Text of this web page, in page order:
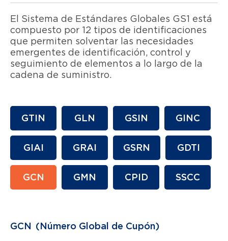
El Sistema de Estándares Globales GS1 está
compuesto por 12 tipos de identificaciones
que permiten solventar las necesidades
emergentes de identificación, control y
seguimiento de elementos a lo largo de la
cadena de suministro.
GTIN GLN GSIN GINC
GIAI GRAI GSRN GDTI
GCN GMN CPID SSCC
GCN (Número Global de Cupón)